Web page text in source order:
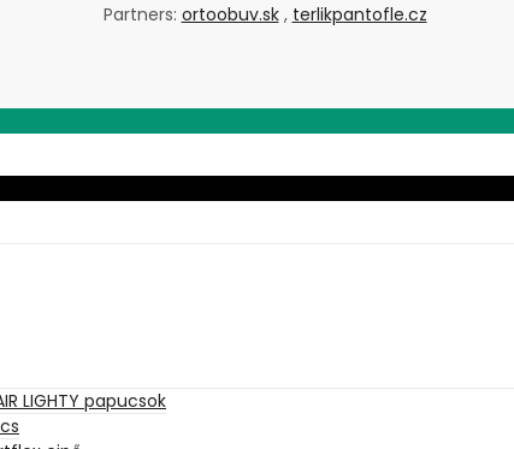
Partners: ortoobuv.sk, terlikpantofle.cz
LIGHTY papucsok